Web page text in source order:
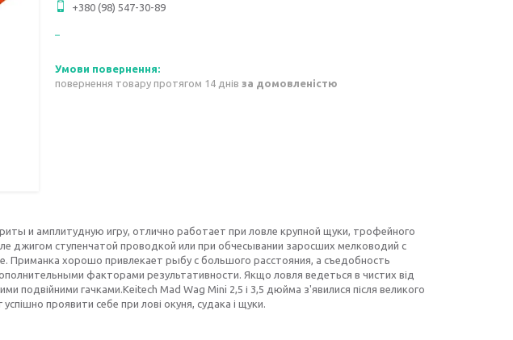
+380 (98) 547-30-89
повернення товару протягом 14 днів за домовленістю
и амплитудную игру, отлично работает при ловле крупной щуки, трофейного
джигом ступенчатой проводкой или при обчесывании заросших мелководий с
Приманка хорошо привлекает рыбу с большого расстояния, а съедобность
факторами результативности. Якщо ловля ведеться в чистих від
подвійними гачками.Keitech Mad Wag Mini 2,5 і 3,5 дюйма з'явилися після великого
проявити себе при лові окуня, судака і щуки.